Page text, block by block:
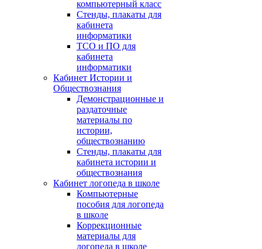
компьютерный класс
Стенды, плакаты для
кабинета
информатики
ТСО и ПО для
кабинета
информатики
Кабинет Истории и
Обществознания
Демонстрационные и
раздаточные
материалы по
истории,
обществознанию
Стенды, плакаты для
кабинета истории и
обществознания
Кабинет логопеда в школе
Компьютерные
пособия для логопеда
в школе
Коррекционные
материалы для
логопеда в школе